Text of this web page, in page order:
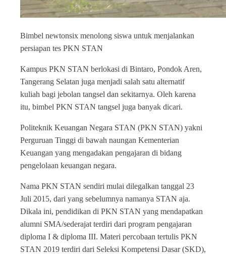
Bimbel newtonsix menolong siswa untuk menjalankan
persiapan tes PKN STAN
Kampus PKN STAN berlokasi di Bintaro, Pondok Aren,
Tangerang Selatan juga menjadi salah satu alternatif
kuliah bagi jebolan tangsel dan sekitarnya. Oleh karena
itu, bimbel PKN STAN tangsel juga banyak dicari.
Politeknik Keuangan Negara STAN (PKN STAN) yakni
Perguruan Tinggi di bawah naungan Kementerian
Keuangan yang mengadakan pengajaran di bidang
pengelolaan keuangan negara.
Nama PKN STAN sendiri mulai dilegalkan tanggal 23
Juli 2015, dari yang sebelumnya namanya STAN aja.
Dikala ini, pendidikan di PKN STAN yang mendapatkan
alumni SMA/sederajat terdiri dari program pengajaran
diploma I & diploma III. Materi percobaan tertulis PKN
STAN 2019 terdiri dari Seleksi Kompetensi Dasar (SKD),